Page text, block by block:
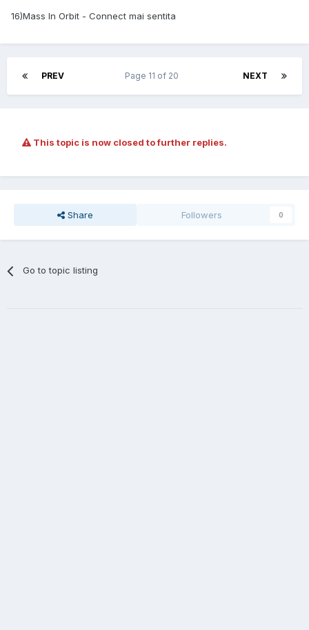
16)Mass In Orbit - Connect mai sentita
PREV NEXT
Page 11 of 20
This topic is now closed to further replies.
Share Followers 0
Go to topic listing